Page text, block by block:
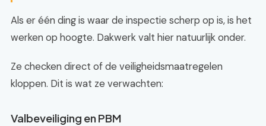
Als er één ding is waar de inspectie scherp op is, is het
werken op hoogte. Dakwerk valt hier natuurlijk onder.
Ze checken direct of de veiligheidsmaatregelen
kloppen. Dit is wat ze verwachten:
Valbeveiliging en PBM